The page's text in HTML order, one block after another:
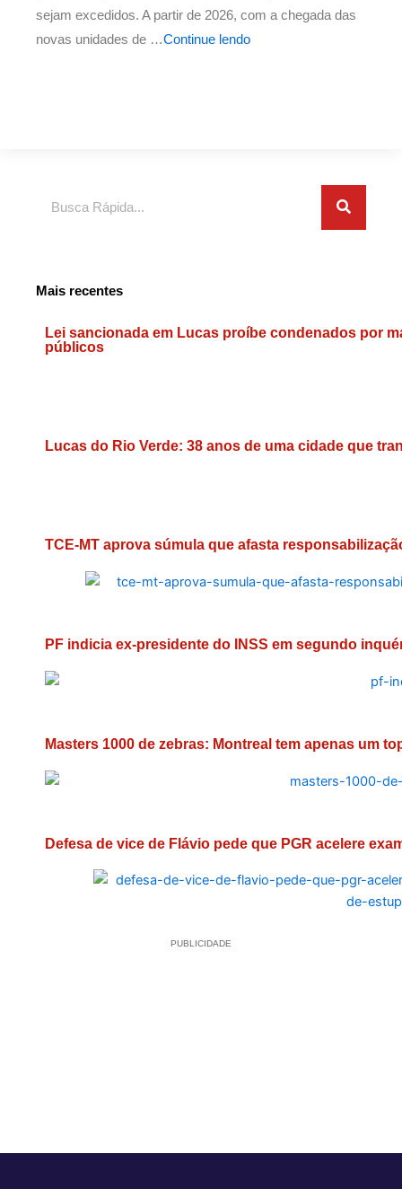
sejam excedidos. A partir de 2026, com a chegada das
novas unidades de …Continue lendo
Mais recentes
Lei sancionada em Lucas proíbe condenados por
públicos
Lucas do Rio Verde: 38 anos de uma cidade que
TCE-MT aprova súmula que afasta
PF indicia ex-presidente do INSS em segundo
Masters 1000 de zebras: Montreal tem apenas um
Defesa de vice de Flávio pede que PGR acelere
PUBLICIDADE